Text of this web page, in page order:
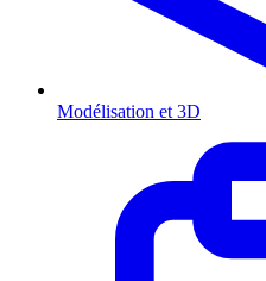
Modélisation et 3D